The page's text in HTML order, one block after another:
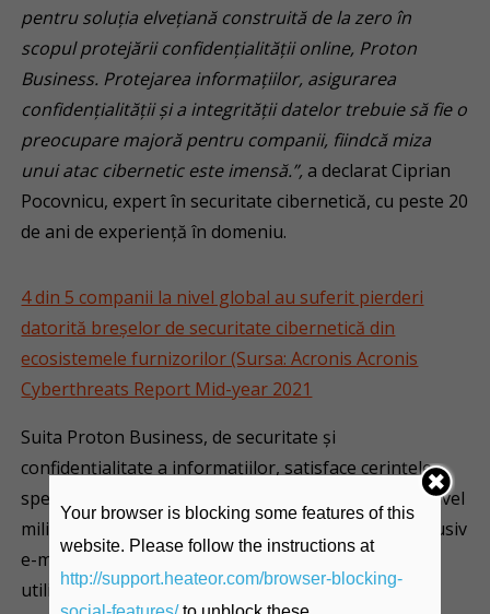
pentru soluția elvețiană construită de la zero în
scopul protejării confidențialității online, Proton
Business. Protejarea informațiilor, asigurarea
confidențialității și a integrității datelor trebuie să fie o
preocupare majoră pentru companii, fiindcă miza
unui atac cibernetic este imensă.”, a declarat Ciprian
Pocovnicu, expert în securitate cibernetică, cu peste 20
de ani de experiență în domeniu.
4 din 5 companii la nivel global au suferit pierderi
datorită breșelor de securitate cibernetică din
ecosistemele furnizorilor (Sursa: AcronisAcronis
Cyberthreats Report Mid-year 2021
Suita Proton Business, de securitate și
confidențialitate a informațiilor, satisface cerințele
specifice normelor Directivei NIS prin criptarea la nivel
militar a datelor atât în tranzit cât și în stocare, inclusiv
e-mailurile, fișierele, contactele și calendarele, prin
utilizarea de chei de criptare private gestionabile și
Your browser is blocking some features of this
website. Please follow the instructions at
http://support.heateor.com/browser-blocking-